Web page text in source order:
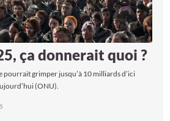
ça donnerait quoi ?
pourrait grimper jusqu’à 10 milliards d’ici
(ONU).